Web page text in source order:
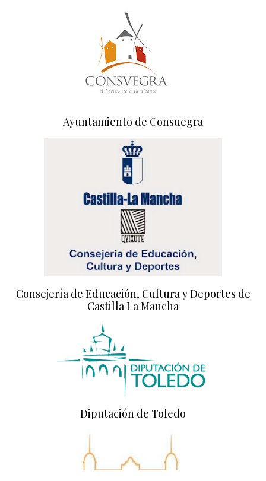
Ayuntamiento de Consuegra
Consejería de Educación, Cultura y Deportes de
Castilla La Mancha
Diputación de Toledo